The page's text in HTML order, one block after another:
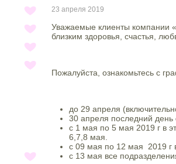
23 апреля 2019
Уважаемые клиенты компании
близким здоровья, счастья,
Пожалуйста, ознакомьтесь с
до 29 апреля
30 апреля последний день
c 1 мая по 5 мая 2019 г в
6,7,8 мая.
с 09 мая по 12 мая 2019 г
с 13 мая все